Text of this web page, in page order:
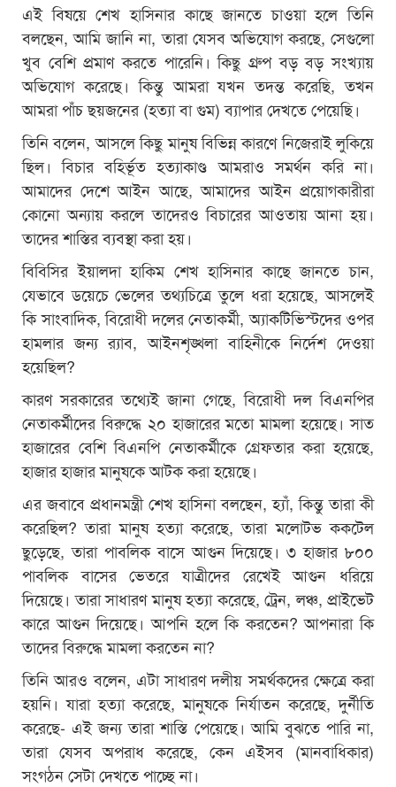
এই বিষয়ে শেখ হাসিনার কাছে জানতে চাওয়া হলে তিনি
বলছেন, আমি জানি না, তারা যেসব অভিযোগ করছে, সেগুলো
খুব বেশি প্রমাণ করতে পারেনি। কিছু গ্রুপ বড় বড় সংখ্যায়
অভিযোগ করেছে। কিন্তু আমরা যখন তদন্ত করেছি, তখন
আমরা পাঁচ ছয়জনের (হত্যা বা গুম) ব্যাপার দেখতে পেয়েছি।
তিনি বলেন, আসলে কিছু মানুষ বিভিন্ন কারণে নিজেরাই লুকিয়ে
ছিল। বিচার বহির্ভূত হত্যাকাণ্ড আমরাও সমর্থন করি না।
আমাদের দেশে আইন আছে, আমাদের আইন প্রয়োগকারীরা
কোনো অন্যায় করলে তাদেরও বিচারের আওতায় আনা হয়।
তাদের শাস্তির ব্যবস্থা করা হয়।
বিবিসির ইয়ালদা হাকিম শেখ হাসিনার কাছে জানতে চান,
যেভাবে ডয়েচে ভেলের তথ্যচিত্রে তুলে ধরা হয়েছে, আসলেই
কি সাংবাদিক, বিরোধী দলের নেতাকর্মী, অ্যাকটিভিস্টদের ওপর
হামলার জন্য র‍্যাব, আইনশৃঙ্খলা বাহিনীকে নির্দেশ দেওয়া
হয়েছিল?
কারণ সরকারের তথ্যেই জানা গেছে, বিরোধী দল বিএনপির
নেতাকর্মীদের বিরুদ্ধে ২০ হাজারের মতো মামলা হয়েছে। সাত
হাজারের বেশি বিএনপি নেতাকর্মীকে গ্রেফতার করা হয়েছে,
হাজার হাজার মানুষকে আটক করা হয়েছে।
এর জবাবে প্রধানমন্ত্রী শেখ হাসিনা বলছেন, হ্যাঁ, কিন্তু তারা কী
করেছিল? তারা মানুষ হত্যা করেছে, তারা মলোটভ ককটেল
ছুড়েছে, তারা পাবলিক বাসে আগুন দিয়েছে। ৩ হাজার ৮০০
পাবলিক বাসের ভেতরে যাত্রীদের রেখেই আগুন ধরিয়ে
দিয়েছে। তারা সাধারণ মানুষ হত্যা করেছে, ট্রেন, লঞ্চ, প্রাইভেট
কারে আগুন দিয়েছে। আপনি হলে কি করতেন? আপনারা কি
তাদের বিরুদ্ধে মামলা করতেন না?
তিনি আরও বলেন, এটা সাধারণ দলীয় সমর্থকদের ক্ষেত্রে করা
হয়নি। যারা হত্যা করেছে, মানুষকে নির্যাতন করেছে, দুর্নীতি
করেছে- এই জন্য তারা শাস্তি পেয়েছে। আমি বুঝতে পারি না,
তারা যেসব অপরাধ করেছে, কেন এইসব (মানবাধিকার)
সংগঠন সেটা দেখতে পাচ্ছে না।